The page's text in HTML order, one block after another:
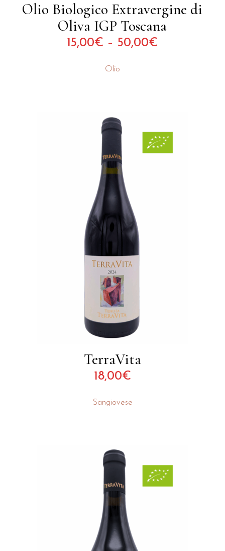
Olio
Olio Biologico Extravergine di
Oliva IGP Toscana
15,00€ – 50,00€
Sangiovese
TerraVita
18,00€